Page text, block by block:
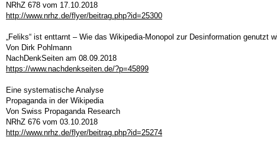
NRhZ 678 vom 17.10.2018
http://www.nrhz.de/flyer/beitrag.php?id=25300
„Feliks“ ist enttarnt – Wie das Wikipedia-Monopol zur Desinformation genutzt
Von Dirk Pohlmann
NachDenkSeiten am 08.09.2018
https://www.nachdenkseiten.de/?p=45899
Eine systematische Analyse
Propaganda in der Wikipedia
Von Swiss Propaganda Research
NRhZ 676 vom 03.10.2018
http://www.nrhz.de/flyer/beitrag.php?id=25274